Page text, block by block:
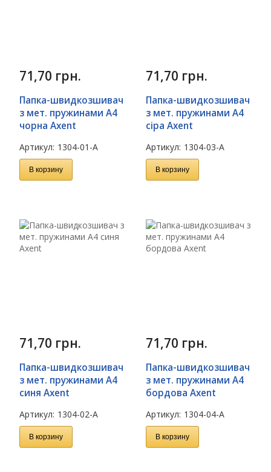
71,70 грн.
Папка-швидкозшивач
з мет. пружинами А4
чорна Axent
Артикул: 1304-01-A
В корзину
71,70 грн.
Папка-швидкозшивач
з мет. пружинами А4
сіра Axent
Артикул: 1304-03-A
В корзину
71,70 грн.
Папка-швидкозшивач
з мет. пружинами А4
синя Axent
Артикул: 1304-02-A
В корзину
71,70 грн.
Папка-швидкозшивач
з мет. пружинами А4
бордова Axent
Артикул: 1304-04-A
В корзину